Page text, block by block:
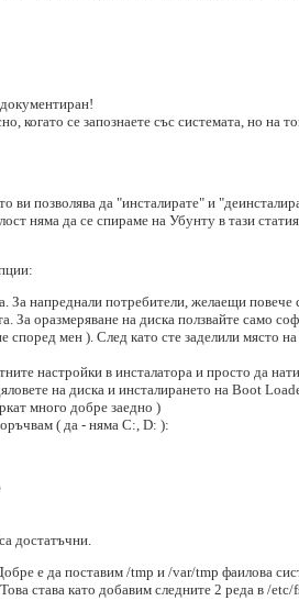
когато се запознаете със системата, но на
ви позволява да "инсталирате" и
няма да се спираме на Убунту в тази
За напреднали потребители, желаещи
оразмеряване на диска ползвайте само
мен ). След като сте заделили място
настройки в инсталатора и просто да
на диска и инсталирането на Boot
много добре заедно )
( да - няма C:, D: ):
достатъчни.
е да поставим /tmp и /var/tmp фаилова
става като добавим следните 2 реда в /etc/